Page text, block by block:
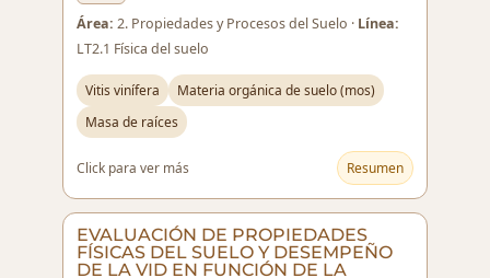
Área: 2. Propiedades y Procesos del Suelo · Línea:
LT2.1 Física del suelo
Vitis vinífera
Materia orgánica de suelo (mos)
Masa de raíces
Click para ver más Resumen
EVALUACIÓN DE PROPIEDADES
FÍSICAS DEL SUELO Y DESEMPEÑO
DE LA VID EN FUNCIÓN DE LA